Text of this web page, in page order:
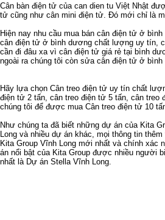
Cân bàn điện tử của can dien tu Việt Nhật
tử cũng như cân mini điện tử . Đó mới chỉ là
Hiện nay nhu cầu mua bán cân điện tử ở
cân điện tử ở bình dương chất lượng uy tín,
cần đi đâu xa vì cân điện tử giá rẻ tại bình
ngoài ra chúng tôi còn sửa cân điện tử ở bình
Hãy lựa chọn Cân treo điện tử uy tín chất
điện tử 2 tấn cân treo điện tử 5 tấn cân treo
chúng tôi để được mua Cân treo điện tử 10
Như chúng ta đã biết những dự án của Kita
Long và nhiều dự án khác, mọi thông tin thêm
Kita Group Vĩnh Long mới nhất và chính xác
án nổi bật của Kita Group được nhiều người
nhất là Dự án Stella Vĩnh Long